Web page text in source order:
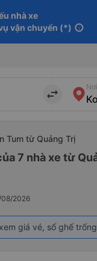
nhà xe
vận chuyển (*) info
import_export
Tum từ Quảng Trị
7 nhà xe từ
08/2026
giá vé, số ghế